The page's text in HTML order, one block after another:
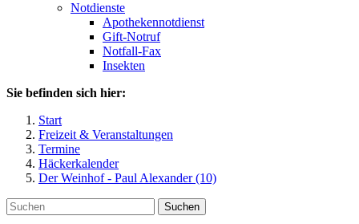
Notdienste
Apothekennotdienst
Gift-Notruf
Notfall-Fax
Insekten
Sie befinden sich hier:
Start
Freizeit & Veranstaltungen
Termine
Häckerkalender
Der Weinhof - Paul Alexander (10)
Suchen